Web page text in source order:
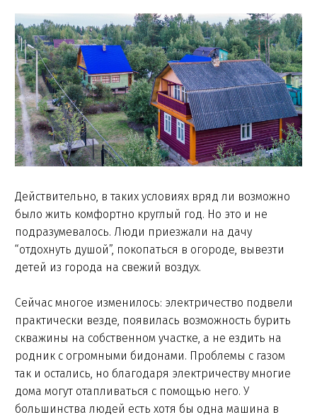
Действительно, в таких условиях вряд ли возможно
было жить комфортно круглый год. Но это и не
подразумевалось. Люди приезжали на дачу
“отдохнуть душой”, покопаться в огороде, вывезти
детей из города на свежий воздух.
Сейчас многое изменилось: электричество подвели
практически везде, появилась возможность бурить
скважины на собственном участке, а не ездить на
родник с огромными бидонами. Проблемы с газом
так и остались, но благодаря электричеству многие
дома могут отапливаться с помощью него. У
большинства людей есть хотя бы одна машина в